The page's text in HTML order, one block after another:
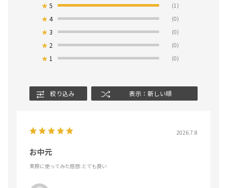
★5 (1)
★4 (0)
★3 (0)
★ 2 (0)
★ 1 (0)
絞り込み 表示：新しい順
2026.7.8
お中元
実際に使ってみた感想:とても良い